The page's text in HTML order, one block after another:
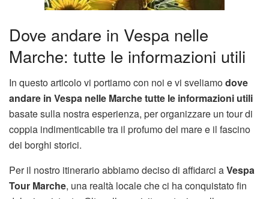
Dove andare in Vespa nelle
Marche: tutte le informazioni utili
In questo articolo vi portiamo con noi e vi sveliamodove
andare in Vespa nelle Marche tutte le informazioni utili
basate sulla nostra esperienza, per organizzare un tour di
coppia indimenticabile tra il profumo del mare e il fascino
dei borghi storici.
Per il nostro itinerario abbiamo deciso di affidarci aVespa
Tour Marche, una realtà locale che ci ha conquistato fin